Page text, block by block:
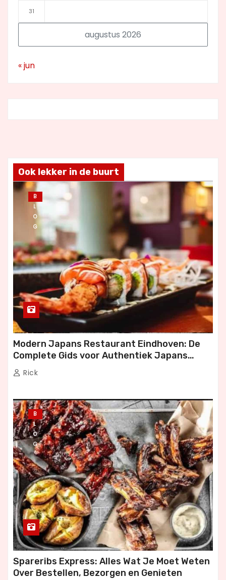
augustus 2026
31
« jun
Ook lekker in de buurt
B
L
O
G
Modern Japans Restaurant Eindhoven: De
Complete Gids voor Authentiek Japans
Dineren
Rick
B
L
O
G
Spareribs Express: Alles Wat Je Moet Weten
Over Bestellen, Bezorgen en Genieten